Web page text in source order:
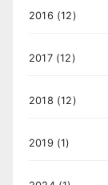
2016 (12)
2017(12)
2018 (12)
2019 (1)